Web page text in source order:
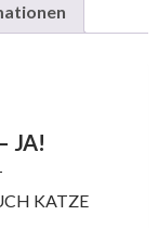
JA!
KATZE